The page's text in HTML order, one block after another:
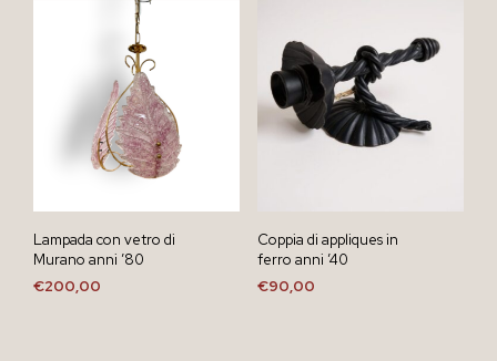
Lampada con vetro di
Murano anni ’80
€200,00
Coppia di appliques in
ferro anni ’40
€90,00